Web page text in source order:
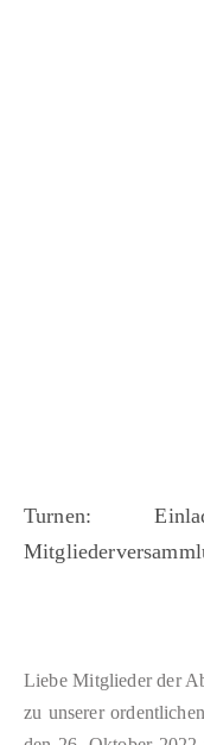
Turnen:
Liebe Mitglieder der
zu unserer